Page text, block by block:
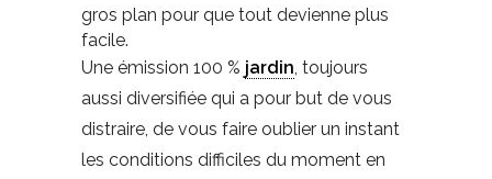
gros plan pour que tout devienne plus
facile.
Une émission 100 % jardin, toujours
aussi diversifiée qui a pour but de vous
distraire, de vous faire oublier un instant
les conditions difficiles du moment en